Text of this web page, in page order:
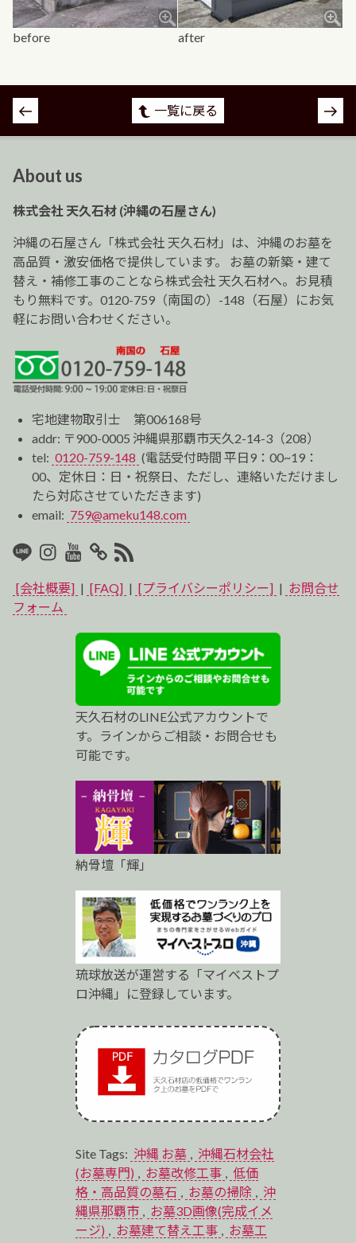
before after
投
稿
ゲ
ー
シ
ョ
ン
一覧に戻る
About us
株式会社 天久石材 (沖縄の石屋さん)
沖縄の石屋さん「株式会社 天久石材」は、沖縄のお墓を
高品質・激安価格で提供しています。 お墓の新築・建て
替え・補修工事のことなら株式会社 天久石材へ。お見積
もり無料です。0120-759（南国の）-148（石屋）にお気
軽にお問い合わせください。
宅地建物取引士 第006168号
addr: 〒900-0005 沖縄県那覇市天久2-14-3（208）
tel: 0120-759-148 (電話受付時間 平日9：00~19：
00、定休日：日・祝祭日、ただし、連絡いただけまし
たら対応させていただきます)
email: 759@ameku148.com
LINEInstagram
Youtube
マ
イ
ス
ト
ロ
RSS2
[会社概要] | [FAQ] | [プライバシーポリシー] | お問合せ
フォーム
天久石材のLINE公式アカウントで
す。ラインからご相談・お問合せも
可能です。
納骨壇「輝」
琉球放送が運営する「マイベストプ
ロ沖縄」に登録しています。
Site Tags: 沖縄 お墓 , 沖縄石材会社
(お墓専門) , お墓改修工事 , 低価
格・高品質の墓石 , お墓の掃除 , 沖
縄県那覇市 , お墓3D画像(完成イメ
ージ) , お墓建て替え工事 , お墓工